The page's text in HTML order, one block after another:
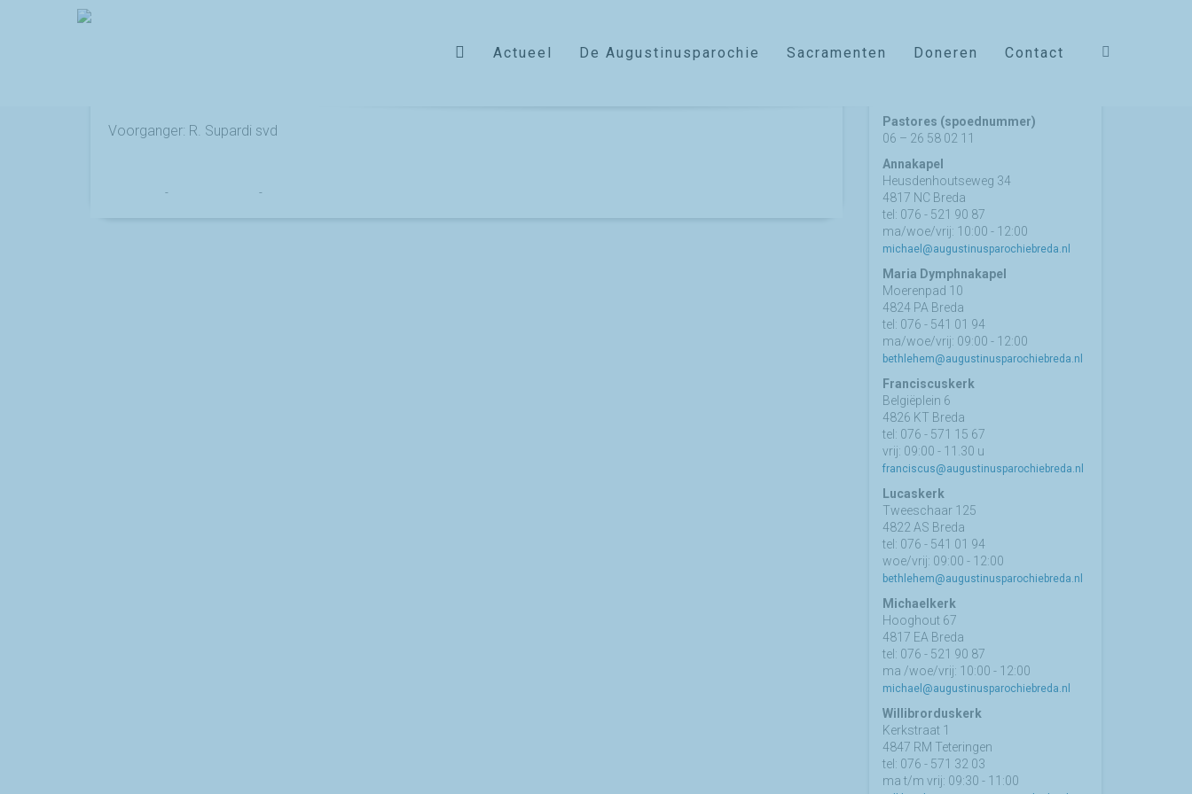
Actueel De Augustinusparochie Sacramenten Doneren Contact
Voorganger: R. Supardi svd
- -
Pastores (spoednummer)
06 – 26 58 02 11
Annakapel
Heusdenhoutseweg 34
4817 NC Breda
tel: 076 - 521 90 87
ma/woe/vrij: 10:00 - 12:00
michael@augustinusparochiebreda.nl
Maria Dymphnakapel
Moerenpad 10
4824 PA Breda
tel: 076 - 541 01 94
ma/woe/vrij: 09:00 - 12:00
bethlehem@augustinusparochiebreda.nl
Franciscuskerk
Belgiëplein 6
4826 KT Breda
tel: 076 - 571 15 67
vrij: 09:00 - 11.30 u
franciscus@augustinusparochiebreda.nl
Lucaskerk
Tweeschaar 125
4822 AS Breda
tel: 076 - 541 01 94
woe/vrij: 09:00 - 12:00
bethlehem@augustinusparochiebreda.nl
Michaelkerk
Hooghout 67
4817 EA Breda
tel: 076 - 521 90 87
ma /woe/vrij: 10:00 - 12:00
michael@augustinusparochiebreda.nl
Willibrorduskerk
Kerkstraat 1
4847 RM Teteringen
tel: 076 - 571 32 03
ma t/m vrij: 09:30 - 11:00